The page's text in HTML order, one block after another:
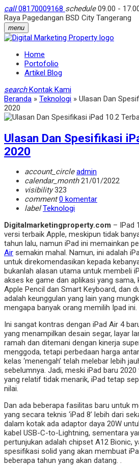
call08170009168 schedule09.00 -
Raya Pagedangan BSD City Tangerang
menu
Home
Portofolio
Artikel Blog
search Kontak Kami
Beranda » Teknologi » Ulasan Dan
2020
Ulasan Dan Spesifikasi
2020
account_circle admin
calendar_month21/01/2022
visibility323
comment 0 komentar
label Teknologi
Digitalmarketingproperty.com – IPad
versi terbaik Apple, meskipun tidak
tahun lalu, namun iPad ini memainkan
Air semakin mahal. Namun, ini adalah
untuk direkomendasikan kepada
bukanlah alasan utama untuk membeli
akses ke game dan aplikasi yang
Apple Pencil dan Smart Keyboard, dan
adalah keunggulan yang lain yang
mengapa banyak orang memilih Ipad ini.
Ini sangat kontras dengan iPad Air 4
yang menampilkan desain segar, layar
ramah dan ditemani dengan kinerja
menggoda, tetapi perbedaan harga
kelas ‘menengah’ telah melebar lebih
sebelumnya. Jadi, meski iPad baru
yang relatif tidak menarik, iPad tetap
nilai.
Dan ada beberapa fasilitas baru untuk
yang secara teknis ‘iPad 8’ lebih dari
dalam kotak ada adaptor daya 20W
kabel USB-C-to-Lightning, sementara
pertunjukan adalah chipset A12 Bionic,
spesifikasi solid yang akan membuat
beberapa tahun yang akan datang. .